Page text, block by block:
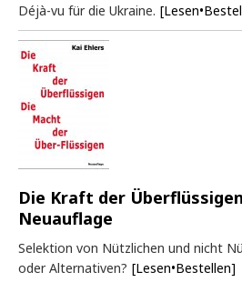
Déjà-vu für die Ukraine.
Die Kraft der
Neuauflage
Selektion von Nützlichen und nicht
oder Alternativen? [Lesen•Bestellen]